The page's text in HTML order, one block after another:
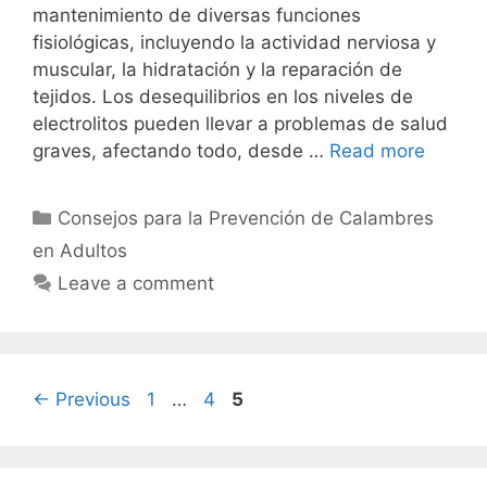
mantenimiento de diversas funciones
fisiológicas, incluyendo la actividad nerviosa y
muscular, la hidratación y la reparación de
tejidos. Los desequilibrios en los niveles de
electrolitos pueden llevar a problemas de salud
graves, afectando todo, desde … Read more
Categories
Consejos para la Prevención de Calambres
en Adultos
Leave a comment
← Previous Page
1 … Page
4 Page
5